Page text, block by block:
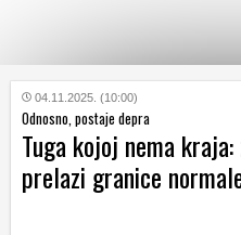
KATEGORIJE
HRVATSKI
WEB
04.11.2025. (10:00)
Odnosno, postaje depra
Tuga kojoj nema
prelazi granice